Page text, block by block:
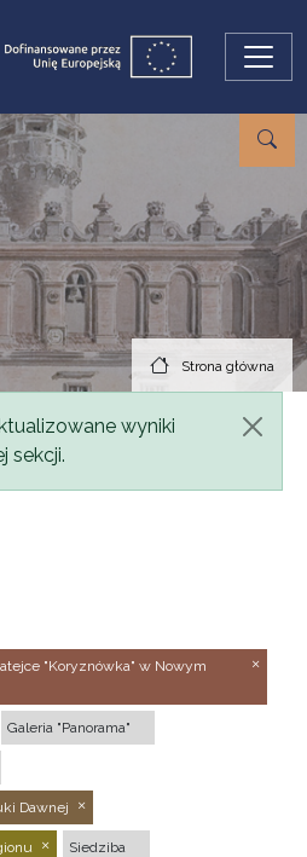
Strona główna
wyniki
sekcji.
"Koryznówka" w Nowym
Galeria "Panorama"
Dawnej
Siedziba